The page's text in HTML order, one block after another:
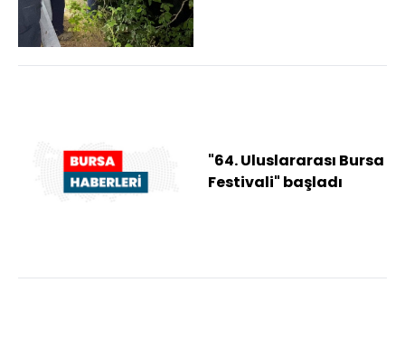
"64. Uluslararası Bursa
Festivali" başladı